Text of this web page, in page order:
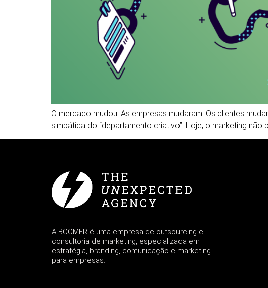
O mercado mudou. As empresas mudaram. Os clientes
simpática do “departamento criativo”. Hoje, o marketing
A BOOMER é uma empresa de outsourcing e
consultoria de marketing, especializada em
estratégia, branding, comunicação e marketing
para empresas.